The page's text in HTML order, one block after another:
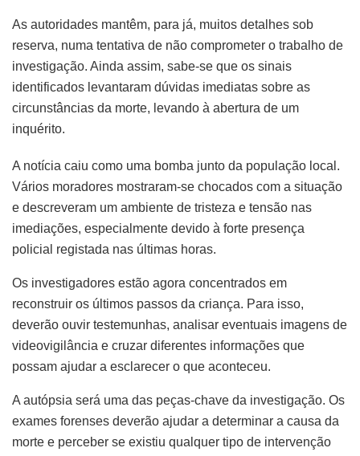
As autoridades mantêm, para já, muitos detalhes sob
reserva, numa tentativa de não comprometer o trabalho de
investigação. Ainda assim, sabe-se que os sinais
identificados levantaram dúvidas imediatas sobre as
circunstâncias da morte, levando à abertura de um
inquérito.
A notícia caiu como uma bomba junto da população local.
Vários moradores mostraram-se chocados com a situação
e descreveram um ambiente de tristeza e tensão nas
imediações, especialmente devido à forte presença
policial registada nas últimas horas.
Os investigadores estão agora concentrados em
reconstruir os últimos passos da criança. Para isso,
deverão ouvir testemunhas, analisar eventuais imagens de
videovigilância e cruzar diferentes informações que
possam ajudar a esclarecer o que aconteceu.
A autópsia será uma das peças-chave da investigação. Os
exames forenses deverão ajudar a determinar a causa da
morte e perceber se existiu qualquer tipo de intervenção